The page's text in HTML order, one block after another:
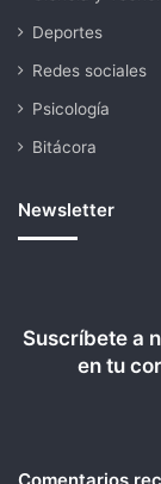
Deportes
Redes sociales
Psicología
Bitácora
Newsletter
Suscríbete a
en tu
Comentarios